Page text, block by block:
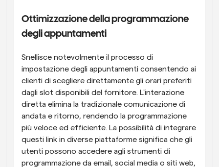
Ottimizzazione della programmazione
degli appuntamenti
Snellisce notevolmente il processo di
impostazione degli appuntamenti consentendo ai
clienti di scegliere direttamente gli orari preferiti
dagli slot disponibili del fornitore. L'interazione
diretta elimina la tradizionale comunicazione di
andata e ritorno, rendendo la programmazione
più veloce ed efficiente. La possibilità di integrare
questi link in diverse piattaforme significa che gli
utenti possono accedere agli strumenti di
programmazione da email, social media o siti web,